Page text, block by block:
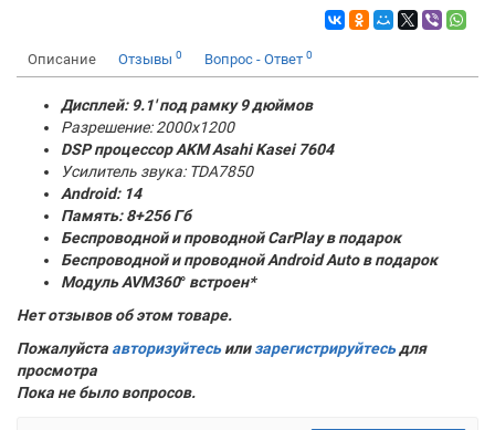
Описание Отзывы 0 Вопрос - Ответ 0
Дисплей: 9.1' под рамку 9 дюймов
Разрешение: 2000x1200
DSP процессор AKM Asahi Kasei 7604
Усилитель звука: TDA7850
Android: 14
Память:8+256 Гб
Беспроводной и проводной CarPlay в подарок
Беспроводной и проводной Android Auto в подарок
Модуль AVM360° встроен*
Нет отзывов об этом товаре.
Пожалуйста авторизуйтесьилизарегистрируйтесьдля
просмотра
Пока не было вопросов.